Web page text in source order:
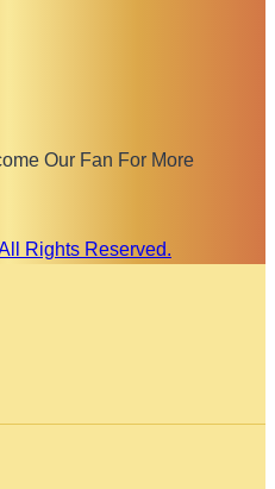
Our Fan For More
Rights Reserved.